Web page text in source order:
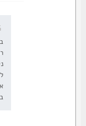
בין
לא
אני